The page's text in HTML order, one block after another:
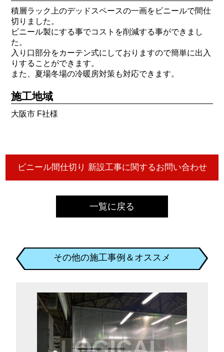
積層ラック上のデッドスペースの一画をビニールで間仕
切りました。
ビニール製にする事でコストを削減する事ができまし
た。
入り口部分をカーテン式にしておりますので簡単に出入
りすることができます。
また、夏場冬場の冷暖房対策も対応できます。
施工地域
大阪市 F社様
一覧に戻る
その他の施工事例＆オススメ